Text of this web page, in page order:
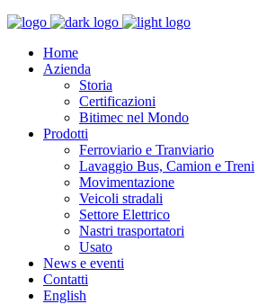
Home
Azienda
Storia
Certificazioni
Bitimec nel Mondo
Prodotti
Ferroviario e Tranviario
Lavaggio Bus, Camion e Treni
Movimentazione
Veicoli stradali
Settore Elettrico
Nastri trasportatori
Usato
News e eventi
Contatti
English